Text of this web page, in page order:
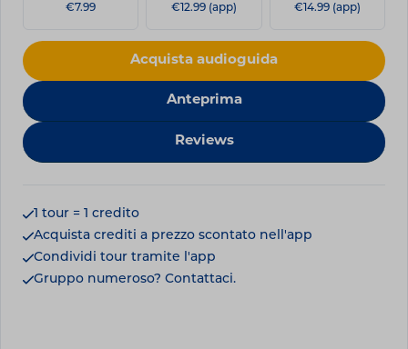
€7.99 €12.99 (app) €14.99 (app)
Acquista audioguida
Anteprima
Reviews
1 tour = 1 credito
Acquista crediti a prezzo scontato nell'app
Condividi tour tramite l'app
Gruppo numeroso? Contattaci.